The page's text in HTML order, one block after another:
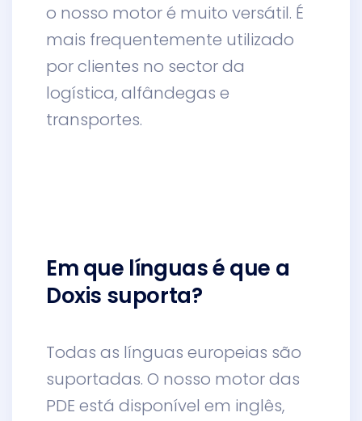
o nosso motor é muito versátil. É
mais frequentemente utilizado
por clientes no sector da
logística, alfândegas e
transportes.
Em que línguas é que a
Doxis suporta?
Todas as línguas europeias são
suportadas. O nosso motor das
PDE está disponível em inglês,